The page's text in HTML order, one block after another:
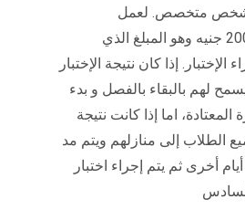
شخص متخصص. لعمل
الإختباريرجى إحضار 200 جنيه وهو المبلغ الذي
إذا كان نتيجة الإختبار
لهم بالبقاء بالفصل و بدء
اما إذا كانت نتيجة
الطلاب إلى منازلهم ويتم مد
الحجر الصحي لمدة 5 أيام أخرى ثم يتم إجراء اختبار